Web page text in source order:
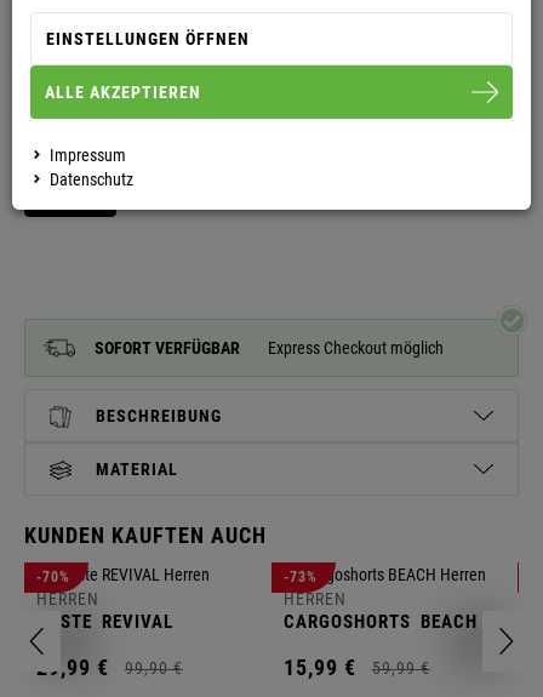
SKIJACKE MAESTRO SKI HERREN
SOFORT VERFÜGBAR Express Checkout möglich
BESCHREIBUNG
MATERIAL
KUNDEN KAUFTEN AUCH
-70%
HERREN
WESTE REVIVAL
29,99 € 99,90 €
-73%
HERREN
CARGOSHORTS BEACH
15,99 € 59,99 €
EINSTELLUNGEN ÖFFNEN
ALLE AKZEPTIEREN
Impressum
Datenschutz